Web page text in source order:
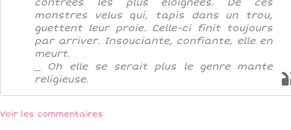
contrées les plus éloignées. De ces
monstres velus qui, tapis dans un trou,
guettent leur proie. Celle-ci finit toujours
par arriver. Insouciante, confiante, elle en
meurt.
_ Oh elle se serait plus le genre mante
religieuse.
Voir les commentaires